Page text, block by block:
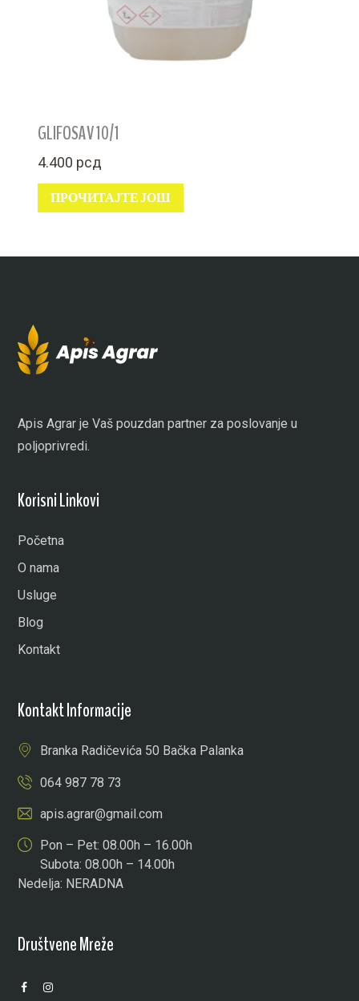
GLIFOSAV 10/1
4.400 рсд
ПРОЧИТАЈТЕ ЈОШ
Apis Agrar je Vaš pouzdan partner za poslovanje u
poljoprivredi.
Korisni Linkovi
Početna
O nama
Usluge
Blog
Kontakt
Kontakt Informacije
Branka Radičevića 50 Bačka Palanka
064 987 78 73
apis.agrar@gmail.com
Pon – Pet: 08.00h – 16.00h
Subota: 08.00h – 14.00h
Nedelja: NERADNA
Društvene Mreže